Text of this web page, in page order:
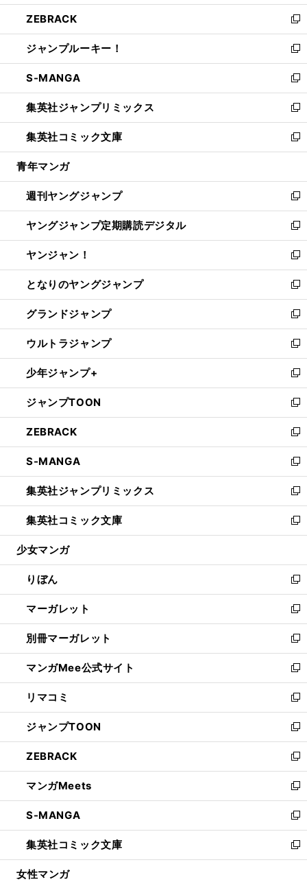
開
く
ウ
で
開
く
ン
ド
ウ
で
開
く
ウ
ィ
ン
ド
ウ
で
開
く
し
い
ウ
ィ
ン
ド
ウ
で
開
く
ZEBRACK
新
し
い
ウ
ィ
ン
ド
ウ
で
開
ジャンプルーキー！
新
し
い
ウ
ィ
ン
ド
ウ
開
く
S-MANGA
新
し
い
ウ
ィ
ン
ウ
で
開
く
集英社ジャンプリミックス
新
し
い
ウ
ン
ド
ウ
で
開
く
集英社コミック文庫
新
し
ウ
ィ
ン
ド
ウ
で
開
く
青年マンガ
週刊ヤングジャンプ
新
し
い
ウ
ィ
ン
ド
ウ
で
開
く
ヤングジャンプ定期購読デジタル
新
し
い
ウ
ィ
ン
ド
ウ
で
開
く
ヤンジャン！
新
し
い
ウ
ィ
ン
ド
ウ
で
開
く
となりのヤングジャンプ
新
し
い
ウ
ィ
ン
ド
ウ
で
開
く
グランドジャンプ
新
し
い
ウ
ィ
ン
ド
ウ
で
開
く
ウルトラジャンプ
新
し
い
ウ
ィ
ン
ド
ウ
で
開
く
少年ジャンプ+
新
し
い
ウ
ィ
ン
ド
ウ
で
開
く
ジャンプTOON
新
し
い
ウ
ィ
ン
ド
ウ
で
開
ZEBRACK
新
し
い
ウ
ィ
ン
ド
ウ
開
く
S-MANGA
新
し
い
ウ
ィ
ン
ウ
で
開
く
集英社ジャンプリミックス
新
し
い
ウ
ン
ド
ウ
で
開
く
集英社コミック文庫
新
し
ウ
ィ
ン
ド
ウ
で
開
く
少女マンガ
りぼん
新
し
い
ウ
ィ
ン
ド
ウ
で
開
く
マーガレット
新
し
い
ウ
ィ
ン
ド
ウ
で
開
く
別冊マーガレット
新
し
い
ウ
ィ
ン
ド
ウ
で
開
く
マンガMee公式サイト
新
し
い
ウ
ィ
ン
ド
ウ
で
開
く
リマコミ
新
し
い
ウ
ィ
ン
ド
ウ
で
開
く
ジャンプTOON
新
し
い
ウ
ィ
ン
ド
ウ
で
開
ZEBRACK
新
し
い
ウ
ィ
ン
ド
ウ
マンガMeets
新
し
い
ウ
ィ
ン
S-MANGA
新
し
い
ウ
集英社コミック文庫
新
し
女性マンガ